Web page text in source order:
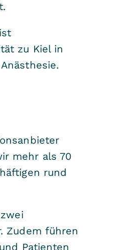
zu Kiel in
mehr als 70
rund
Zudem führen
Patienten